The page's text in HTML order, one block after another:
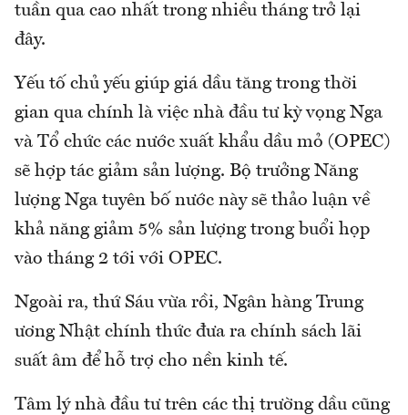
tuần qua cao nhất trong nhiều tháng trở lại
đây.
Yếu tố chủ yếu giúp giá dầu tăng trong thời
gian qua chính là việc nhà đầu tư kỳ vọng Nga
và Tổ chức các nước xuất khẩu dầu mỏ (OPEC)
sẽ hợp tác giảm sản lượng. Bộ trưởng Năng
lượng Nga tuyên bố nước này sẽ thảo luận về
khả năng giảm 5% sản lượng trong buổi họp
vào tháng 2 tới với OPEC.
Ngoài ra, thứ Sáu vừa rồi, Ngân hàng Trung
ương Nhật chính thức đưa ra chính sách lãi
suất âm để hỗ trợ cho nền kinh tế.
Tâm lý nhà đầu tư trên các thị trường dầu cũng